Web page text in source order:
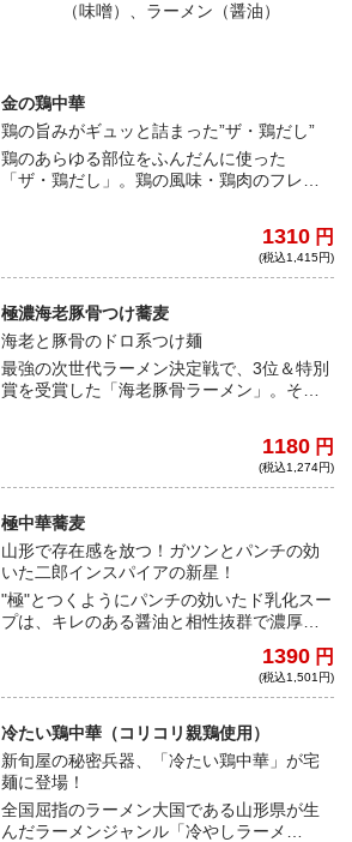
（味噌）、ラーメン（醤油）
金の鶏中華
鶏の旨みがギュッと詰まった”ザ・鶏だし”
鶏のあらゆる部位をふんだんに使った
「ザ・鶏だし」。鶏の風味・鶏肉のフレッ
油味！！最後に鶏油を使った、まさしく鶏
1310 円
(税込1,415円)
極濃海老豚骨つけ蕎麦
海老と豚骨のドロ系つけ麺
最強の次世代ラーメン決定戦で、3位＆特別
賞を受賞した「海老豚骨ラーメン」。その
と風味が口一杯に広がる極濃つけ汁は、全
1180 円
(税込1,274円)
極中華蕎麦
山形で存在感を放つ！ガツンとパンチの効
いた二郎インスパイアの新星！
"極"とつくようにパンチの効いたド乳化スー
プは、キレのある醤油と相性抜群で濃厚好
かり味が染み込んだド迫力の分厚い豚は、
濃厚な旨味抜群で極みを体現するのにふさ
トッピング、チャーシューをライス150gの
上に乗せ、ほぐし、生卵をとき、チャーシ
ューの上に。更に、お好みでマヨネーズを
かけてお召しがり下さい！『チャーシュー
呑んでみませんか？』
1390 円
(税込1,501円)
冷たい鶏中華（コリコリ親鶏使用）
新旬屋の秘密兵器、「冷たい鶏中華」が宅
麺に登場！
全国屈指のラーメン大国である山形県が生
んだラーメンジャンル「冷やしラーメ